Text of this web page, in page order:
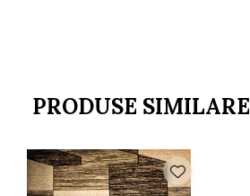
PRODUSE SIMILARE